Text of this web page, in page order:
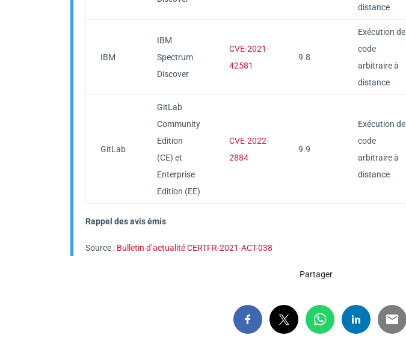
distance
IBM
IBM
Spectrum
Discover
CVE-2021-
42581
9.8
Exécution de
code
arbitraire à
distance
GitLab
GitLab
Community
Edition
(CE) et
Enterprise
Edition (EE)
CVE-2022-
2884
9.9
Exécution de
code
arbitraire à
distance
Rappel des avis émis
Source : Bulletin d’actualité CERTFR-2021-ACT-038
Partager